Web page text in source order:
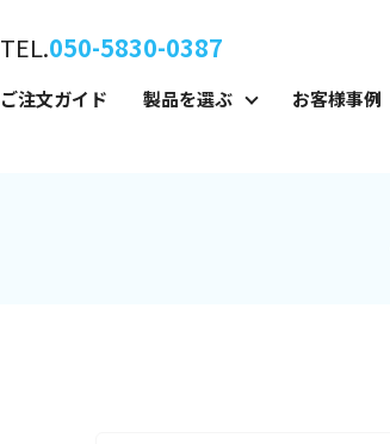
TEL.050-5830-0387
ご注文ガイド 製品を選ぶ お客様事例